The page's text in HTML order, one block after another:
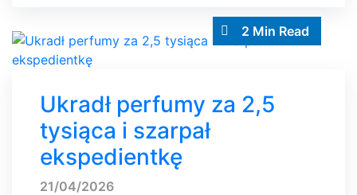
2 Min Read
Ukradł perfumy za 2,5
tysiąca i szarpał
ekspedientkę
21/04/2026